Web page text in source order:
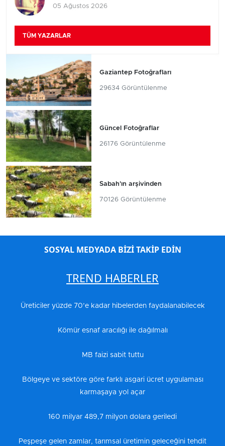
05 Ağustos 2026
TÜM YAZARLAR
Gaziantep Fotoğrafları
29634 Görüntülenme
Güncel Fotoğraflar
26176 Görüntülenme
Sabah'ın arşivinden
70126 Görüntülenme
SOSYAL MEDYADA BİZİ TAKİP EDİN
TREND HABERLER
Üreticiler yüzde 70’e kadar hibelerden faydalanabilecek
Kömür esnaf aracılığı ile dağılmalı
MB faizi sabit tuttu
Bölgeye ve sektöre göre farklı asgari ücret uygulaması
karmaşaya yol açar
160 milyar 489,7 milyon dolara geriledi
Peşpeşe gelen zamlar, tarımsal üretimin geleceğini tehdit